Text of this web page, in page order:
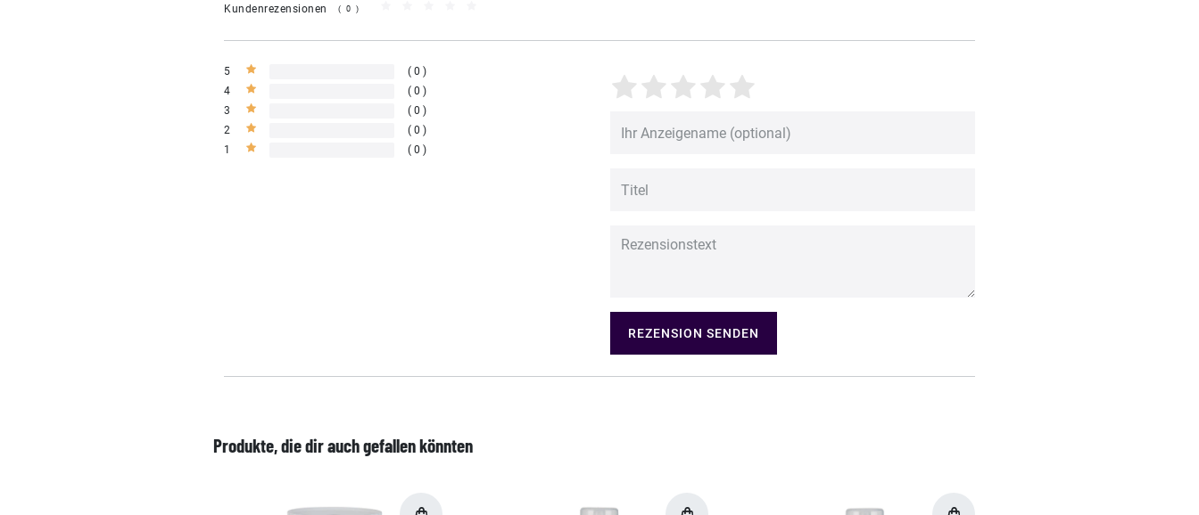
Kundenrezensionen (0)
5
0
4
0
3
0
2
0
1
0
REZENSION SENDEN
Produkte, die dir auch gefallen könnten